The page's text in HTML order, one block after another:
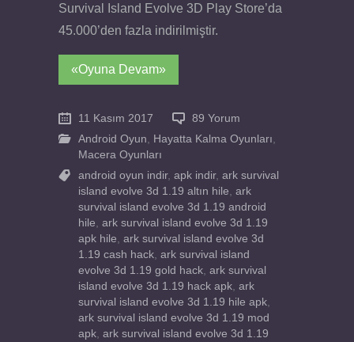
Survival Island Evolve 3D Play Store’da
45.000’den fazla indirilmiştir.
«Oyuna Devam»
11 Kasım 2017
89 Yorum
Android Oyun
Hayatta Kalma Oyunları
Macera Oyunları
android oyun indir, apk indir, ark survival
island evolve 3d 1.19 altın hile ark
survival island evolve 3d 1.19 android
hile ark survival island evolve 3d 1.19
apk hile ark survival island evolve 3d
1.19 cash hack ark survival island
evolve 3d 1.19 gold hack ark survival
island evolve 3d 1.19 hack apk ark
survival island evolve 3d 1.19 hile apk
ark survival island evolve 3d 1.19 mod
apk ark survival island evolve 3d 1.19